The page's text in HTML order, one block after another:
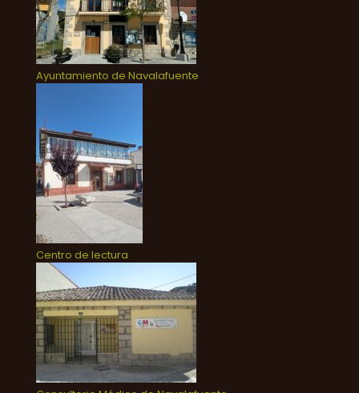
Ayuntamiento de Navalafuente
Centro de lectura